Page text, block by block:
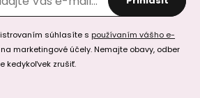
súhlasíte s používaním vášho e-
na marketingové účely. Nemajte obavy, odber
kedykoľvek zrušiť.